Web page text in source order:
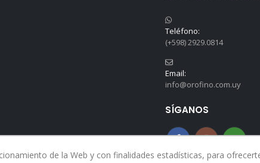
Teléfono:
(+598) 2929.0814
Email:
info@orofino.com.uy
SÍGANOS
de la Web y con finalidades estadísticas, para